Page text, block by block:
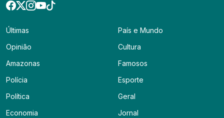
Últimas
Opinião
Amazonas
Polícia
Política
Economia
País e Mundo
Cultura
Famosos
Esporte
Geral
Jornal